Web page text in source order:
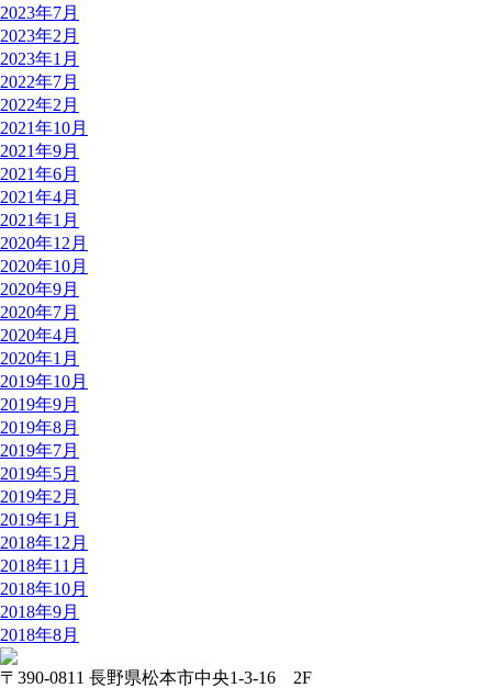
2023年7月
2023年2月
2023年1月
2022年7月
2022年2月
2021年10月
2021年9月
2021年6月
2021年4月
2021年1月
2020年12月
2020年10月
2020年9月
2020年7月
2020年4月
2020年1月
2019年10月
2019年9月
2019年8月
2019年7月
2019年5月
2019年2月
2019年1月
2018年12月
2018年11月
2018年10月
2018年9月
2018年8月
〒390-0811 長野県松本市中央1-3-16 2F